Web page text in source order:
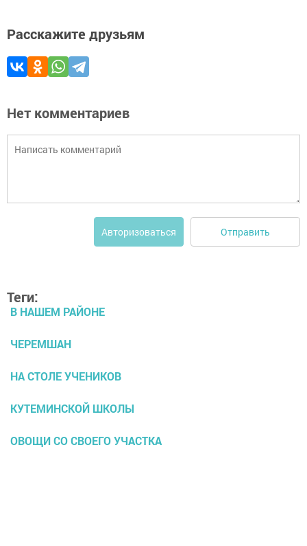
Расскажите друзьям
Нет комментариев
Авторизоваться Отправить
Теги:
В НАШЕМ РАЙОНЕ
ЧЕРЕМШАН
НА СТОЛЕ УЧЕНИКОВ
КУТЕМИНСКОЙ ШКОЛЫ
ОВОЩИ СО СВОЕГО УЧАСТКА